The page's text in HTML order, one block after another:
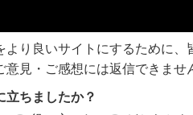
より良いサイトにするために
見・ご感想には返信できませ
立ちましたか？